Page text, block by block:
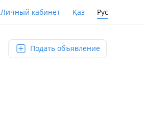
Личный кабинет Қаз Рус
Подать объявление